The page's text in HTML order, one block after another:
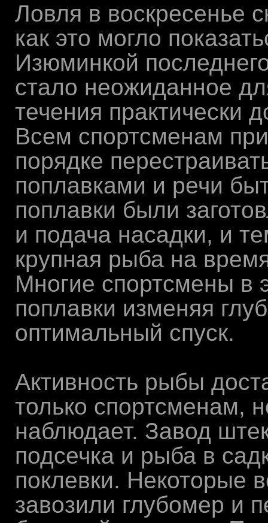
Ловля в воскресенье
как это могло
Изюминкой
стало неожиданное
течения практически
Всем спортсменам
порядке
поплавками и речи
поплавки были
и подача насадки, и
крупная рыба на
Многие спортсмены в
поплавки изменяя
оптимальный спуск.
Активность рыбы
только спортсменам,
наблюдает. Завод
подсечка и рыба в
поклевки. Некоторые
завозили глубомер и